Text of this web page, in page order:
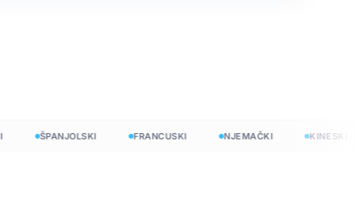
ŠPANJOLSKI FRANCUSKI NJEMAČKI KINESKI